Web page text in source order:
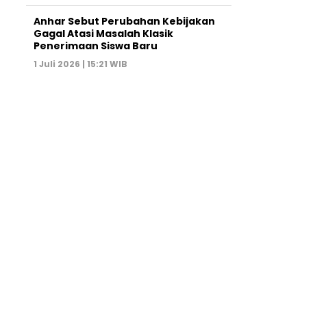
Anhar Sebut Perubahan Kebijakan
Gagal Atasi Masalah Klasik
Penerimaan Siswa Baru
1 Juli 2026 | 15:21 WIB